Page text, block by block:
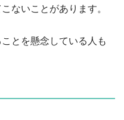
ないことがあります。
とを懸念している人も